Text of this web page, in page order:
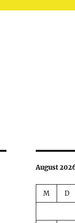
August
M D